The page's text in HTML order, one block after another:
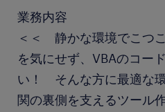
業務内容
＜＜ 静かな環境でこ
を気にせず、VBAのコー
い！ そんな方に最適な
関の裏側を支えるツール